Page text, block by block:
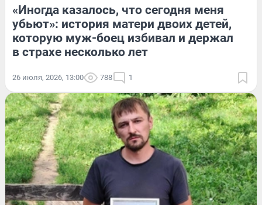
«Иногда казалось, что сегодня меня
убьют»: история матери двоих детей,
которую муж-боец избивал и держал
в страхе несколько лет
26 июля, 2026, 13:00 788 1